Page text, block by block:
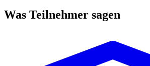
Was Teilnehmer sagen